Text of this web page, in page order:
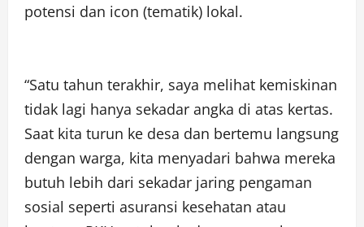
potensi dan icon (tematik) lokal.
“Satu tahun terakhir, saya melihat kemiskinan
tidak lagi hanya sekadar angka di atas kertas.
Saat kita turun ke desa dan bertemu langsung
dengan warga, kita menyadari bahwa mereka
butuh lebih dari sekadar jaring pengaman
sosial seperti asuransi kesehatan atau